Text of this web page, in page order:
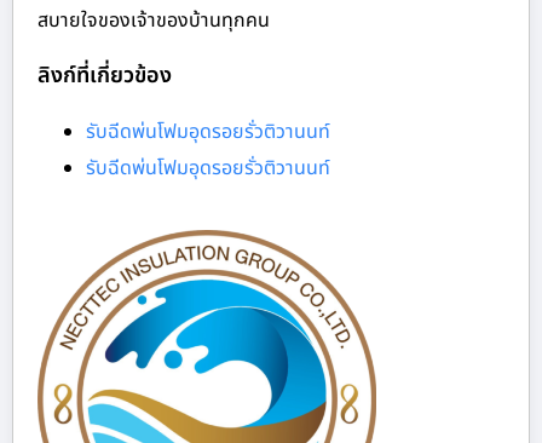
สบายใจของเจ้าของบ้านทุกคน
ลิงก์ที่เกี่ยวข้อง
รับฉีดพ่นโฟมอุดรอยรั่วติวานนท์
รับฉีดพ่นโฟมอุดรอยรั่วติวานนท์